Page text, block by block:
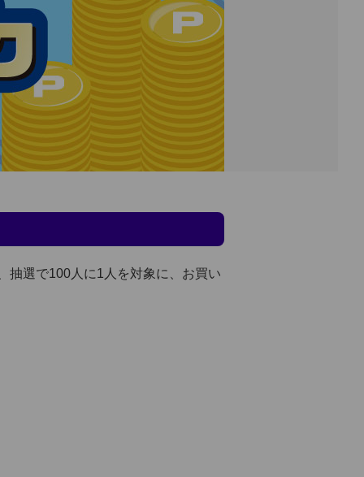
抽選で100人に1人を対象に、お買い